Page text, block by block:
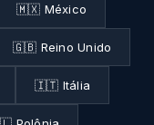
🇲🇽 México
🇬🇧 Reino Unido
🇮🇹 Itália